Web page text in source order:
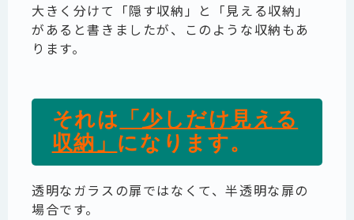
大きく分けて「隠す収納」と「見える収納」
があると書きましたが、このような収納もあ
ります。
それは 「少しだけ見える
収納」 になります。
透明なガラスの扉ではなくて、半透明な扉の
場合です。